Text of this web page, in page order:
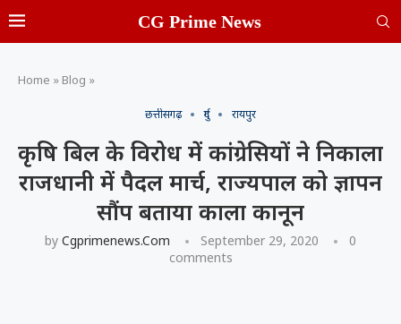
CG Prime News
Home » Blog »
छत्तीसगढ़ दुर्ग रायपुर
कृषि बिल के विरोध में कांग्रेसियों ने निकाला
राजधानी में पैदल मार्च, राज्यपाल को ज्ञापन
सौंप बताया काला कानून
by Cgprimenews.com September 29, 2020
0
comments